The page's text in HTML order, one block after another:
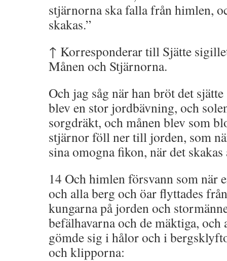
stjärnorna ska falla från himlen,
skakas.”
↑ Korresponderar till Sjätte
Månen och Stjärnorna.
Och jag såg när han bröt det
blev en stor jordbävning, och
sorgdräkt, och månen blev som
stjärnor föll ner till jorden, som
sina omogna fikon, när det
14 Och himlen försvann som när
och alla berg och öar flyttades
kungarna på jorden och
befälhavarna och de mäktiga,
gömde sig i hålor och i
och klipporna: